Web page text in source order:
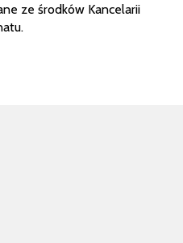
ze środków Kancelarii